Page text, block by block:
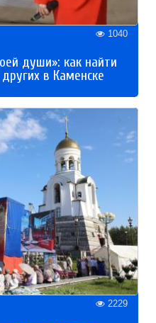
1040
души»: как найти
в Каменске
2229